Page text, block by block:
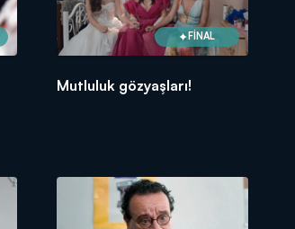
FİNAL
Mutluluk gözyaşları!